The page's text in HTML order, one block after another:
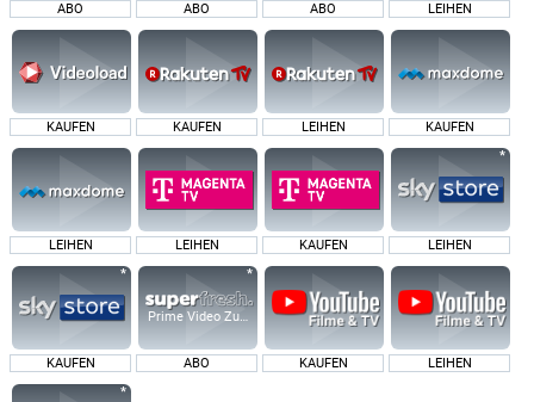
ABO ABO ABO LEIHEN
KAUFEN KAUFEN LEIHEN KAUFEN
LEIHEN LEIHEN KAUFEN LEIHEN
KAUFEN
Prime Video Zusatz-Kanäle
ABO KAUFEN LEIHEN